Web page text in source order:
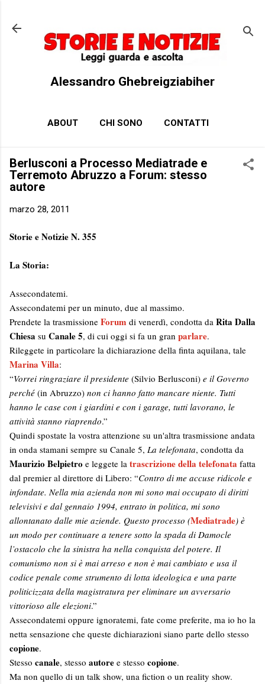
Alessandro Ghebreigziabiher
ABOUT CHI SONO CONTATTI
Berlusconi a Processo Mediatrade e
Terremoto Abruzzo a Forum: stesso
autore
marzo 28, 2011
Storie e Notizie N. 355
La Storia:
Assecondatemi.
Assecondatemi per un minuto, due al massimo.
Prendete la trasmissione Forum di venerdì, condotta da Rita Dalla
Chiesa su Canale 5, di cui oggi si fa un gran parlare.
Rileggete in particolare la dichiarazione della finta aquilana, tale
Marina Villa:
“Vorrei ringraziare il presidente (Silvio Berlusconi) e il Governo
perché (in Abruzzo) non ci hanno fatto mancare niente. Tutti
hanno le case con i giardini e con i garage, tutti lavorano, le
attività stanno riaprendo.”
Quindi spostate la vostra attenzione su un'altra trasmissione andata
in onda stamani sempre su Canale 5, La telefonata, condotta da
Maurizio Belpietro e leggete la trascrizione della telefonata fatta
dal premier al direttore di Libero: “Contro di me accuse ridicole e
infondate. Nella mia azienda non mi sono mai occupato di diritti
televisivi e dal gennaio 1994, entrato in politica, mi sono
allontanato dalle mie aziende. Questo processo (Mediatrade) è
un modo per continuare a tenere sotto la spada di Damocle
l’ostacolo che la sinistra ha nella conquista del potere. Il
comunismo non si è mai arreso e non è mai cambiato e usa il
codice penale come strumento di lotta ideologica e una parte
politicizzata della magistratura per eliminare un avversario
vittorioso alle elezioni.”
Assecondatemi oppure ignoratemi, fate come preferite, ma io ho la
netta sensazione che queste dichiarazioni siano parte dello stesso
copione.
Stesso canale, stesso autore e stesso copione.
Ma non quello di un talk show, una fiction o un reality show.